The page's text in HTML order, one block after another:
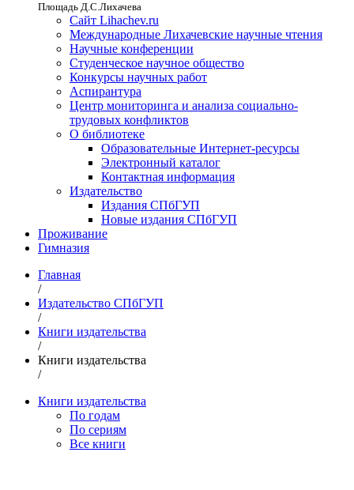
Площадь Д.С.Лихачева
Сайт Lihachev.ru
Международные Лихачевские научные чтения
Научные конференции
Студенческое научное общество
Конкурсы научных работ
Аспирантура
Центр мониторинга и анализа социально-
трудовых конфликтов
О библиотеке
Образовательные Интернет-ресурсы
Электронный каталог
Контактная информация
Издательство
Издания СПбГУП
Новые издания СПбГУП
Проживание
Гимназия
Главная
/
Издательство СПбГУП
/
Книги издательства
/
Книги издательства
/
Книги издательства
По годам
По сериям
Все книги